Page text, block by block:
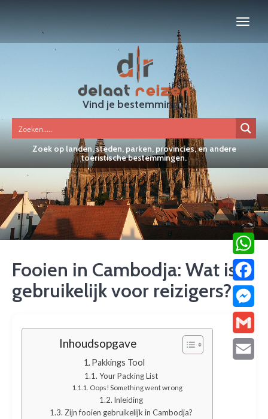
Vind je bestemming...
Zoek op landen, steden, parken, provincies, en andere
toeristische bestemmingen.
Fooien in Cambodja: Wat is
gebruikelijk voor reizigers?
Inhoudsopgave
Pakkings Tool
Your Packing List
Oops! Something went wrong
Inleiding
Zijn fooien gebruikelijk in Cambodja?
Gmail